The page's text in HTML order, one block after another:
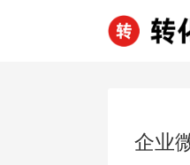
企业